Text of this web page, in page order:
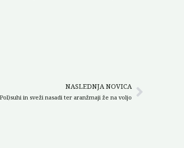
NASLEDNJA NOVICA
in sveži nasadi ter aranžmaji že na voljoNext